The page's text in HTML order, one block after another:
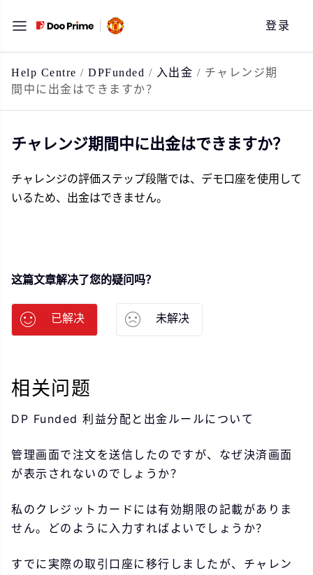
至
内
容
登录
Help Centre / DPFunded / 入出金 / チャレンジ期
間中に出金はできますか？
チャレンジ期間中に出金はできますか？
チャレンジの評価ステップ段階では、デモ口座を使用して
いるため、出金はできません。
这篇文章解决了您的疑问吗？
已解决 未解决
相关问题
DP Funded 利益分配と出金ルールについて
管理画面で注文を送信したのですが、なぜ決済画面
が表示されないのでしょうか？
私のクレジットカードには有効期限の記載がありま
せん。どのように入力すればよいでしょうか？
すでに実際の取引口座に移行しましたが、チャレン